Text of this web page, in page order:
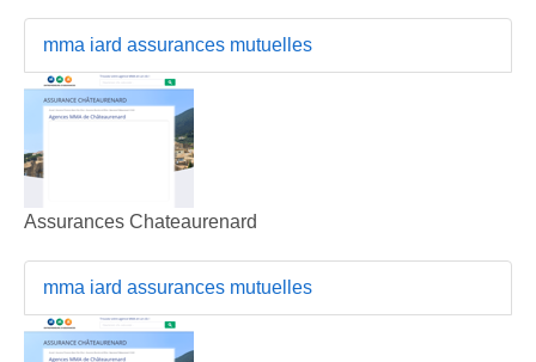
mma iard assurances mutuelles
Assurances Chateaurenard
mma iard assurances mutuelles